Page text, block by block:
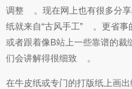
调整
。现在网上也有很多分
纸就来自“古风手工”
。更省事
或者跟着像B站上一些靠谱的裁
们会讲解得很细致
。
在牛皮纸或专门的打版纸上画出